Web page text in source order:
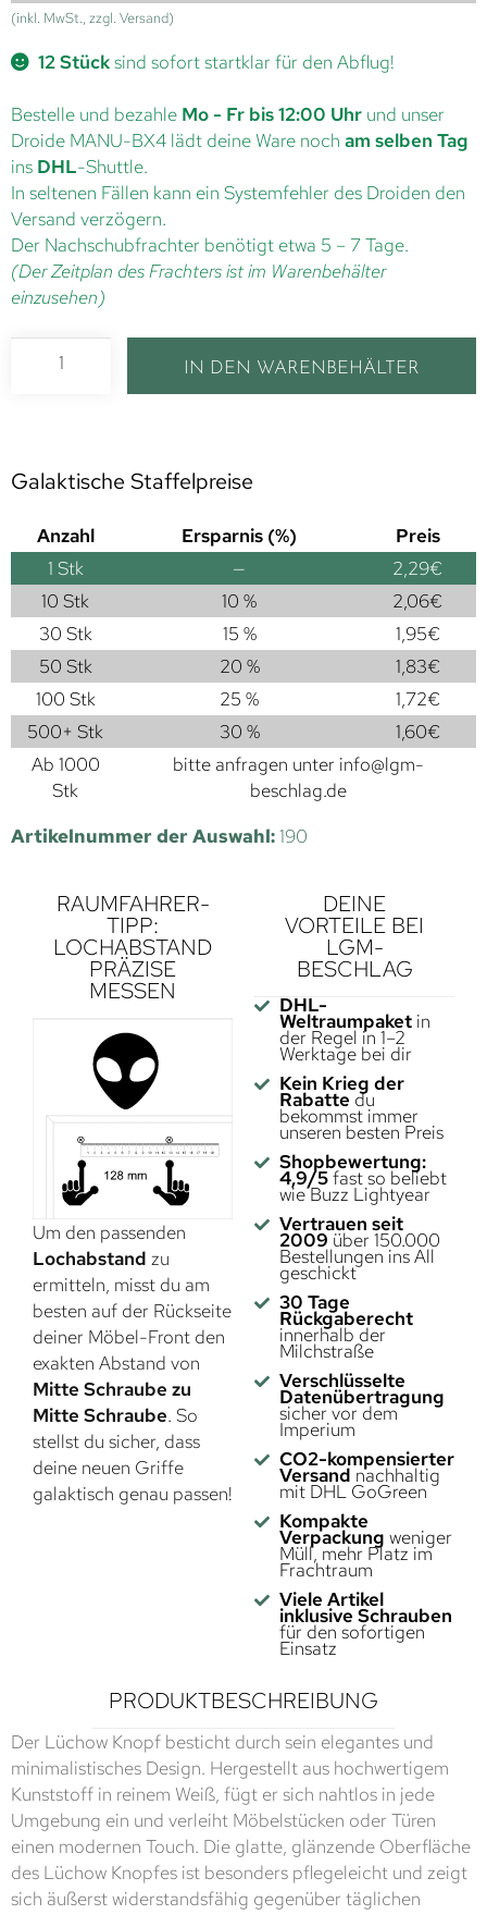
(inkl. MwSt., zzgl. Versand)
12 Stücksind sofort startklar für den Abflug!
Bestelle und bezahle Mo - Fr bis 12:00 Uhr und unser
Droide MANU-BX4 lädt deine Ware noch am selben Tag
ins DHL-Shuttle.
In seltenen Fällen kann ein Systemfehler des Droiden den
Versand verzögern.
Der Nachschubfrachter benötigt etwa 5 – 7 Tage.
(Der Zeitplan des Frachters ist im Warenbehälter
einzusehen)
IN DEN WARENBEHÄLTER
Galaktische Staffelpreise
Anzahl Ersparnis (%)
Preis
1 Stk — 2,29€
10 Stk
10 % 2,06€
30 Stk
15 % 1,95€
50 Stk
20 % 1,83€
100 Stk
25 % 1,72€
500+ Stk
30 % 1,60€
Ab 1000
Stk
bitte anfragen unter info@lgm-
beschlag.de
Artikelnummer der Auswahl:190
RAUMFAHRER-
TIPP:
LOCHABSTAND
PRÄZISE
MESSEN
Um den passenden
Lochabstand zu
ermitteln, misst du am
besten auf der Rückseite
deiner Möbel-Front den
exakten Abstand von
Mitte Schraube zu
Mitte Schraube. So
stellst du sicher, dass
deine neuen Griffe
galaktisch genau passen!
DEINE
VORTEILE BEI
LGM-
BESCHLAG
DHL-
Weltraumpaketin
der Regel in 1–2
Werktage bei dir
Kein Krieg der
Rabattedu
bekommst immer
unseren besten Preis
Shopbewertung:
4,9/5fast so beliebt
wie Buzz Lightyear
Vertrauen seit
2009über 150.000
Bestellungen ins All
geschickt
30 Tage
Rückgaberecht
innerhalb der
Milchstraße
Verschlüsselte
Datenübertragung
sicher vor dem
Imperium
CO2-kompensierter
Versand nachhaltig
mit DHL GoGreen
Kompakte
Verpackung weniger
Müll, mehr Platz im
Frachtraum
Viele Artikel
inklusive Schrauben
für den sofortigen
Einsatz
PRODUKTBESCHREIBUNG
Der Lüchow Knopf besticht durch sein elegantes und
minimalistisches Design. Hergestellt aus hochwertigem
Kunststoff in reinem Weiß, fügt er sich nahtlos in jede
Umgebung ein und verleiht Möbelstücken oder Türen
einen modernen Touch. Die glatte, glänzende Oberfläche
des Lüchow Knopfes ist besonders pflegeleicht und zeigt
sich äußerst widerstandsfähig gegenüber täglichen